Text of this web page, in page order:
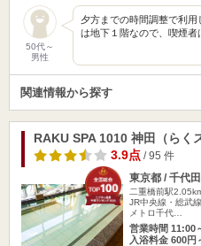
50代～
男性
夕方までの時間調整で利
は地下１階なので、喫煙
関連情報から探す
RAKU SPA 1010 神田（らく
3.9点/ 95 件
東京都 / 千代
二重橋前駅
JR中央線・総武
メトロ千代…
営業時間 11:00
入浴料金 600円